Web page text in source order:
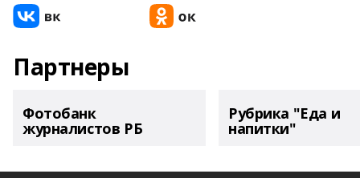
Партнеры
Фотобанк
журналистов РБ
Рубрика "Еда и
напитки"